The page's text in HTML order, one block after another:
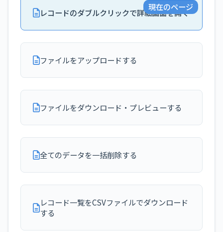
レコードのダブルクリックで詳細画面を開く
現在のページ
ファイルをアップロードする
ファイルをダウンロード・プレビューする
全てのデータを一括削除する
レコード一覧をCSVファイルでダウンロード
する